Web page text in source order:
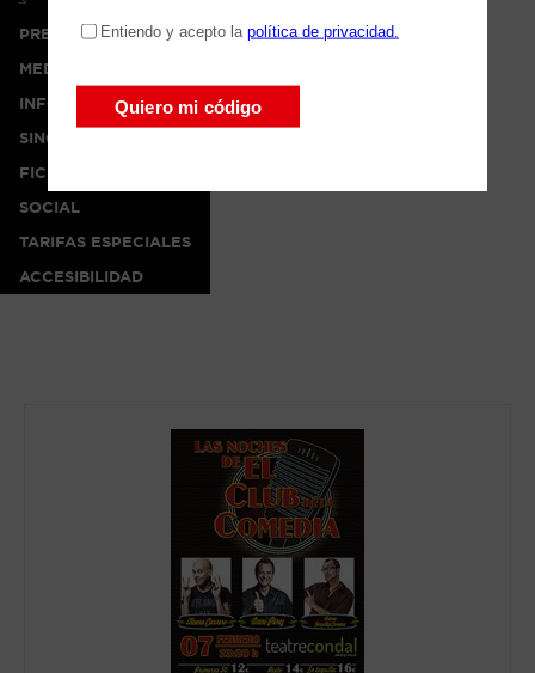
PRENSA
MEDIA
INFO
SINOPSIS
FICHA ARTÍSTICA
SOCIAL
TARIFAS ESPECIALES
ACCESIBILIDAD